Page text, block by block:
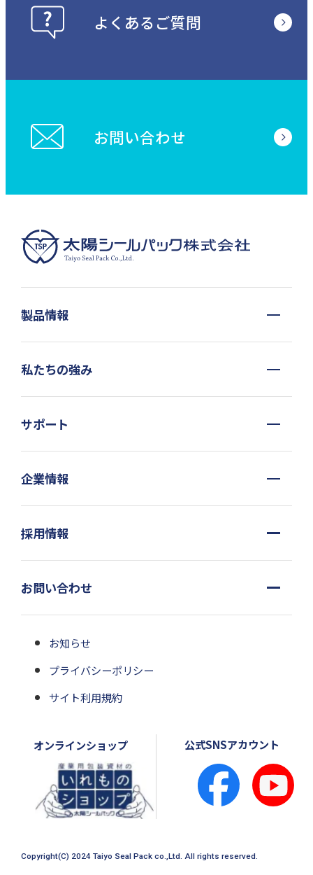
よくあるご質問
お問い合わせ
オンラインショップ 公式SNSアカウント
製品情報
私たちの強み
サポート
企業情報
採用情報
お問い合わせ
お知らせ
プライバシーポリシー
サイト利用規約
Copyright(C) 2024 Taiyo Seal Pack co.,Ltd. All rights reserved.